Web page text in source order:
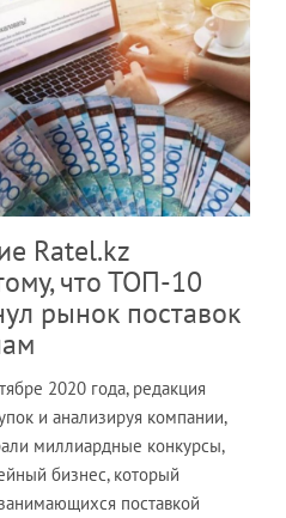
Ratel.kz
что ТОП-10
рынок поставок
2020 года, редакция
и анализируя компании,
миллиардные конкурсы,
бизнес, который
поставкой